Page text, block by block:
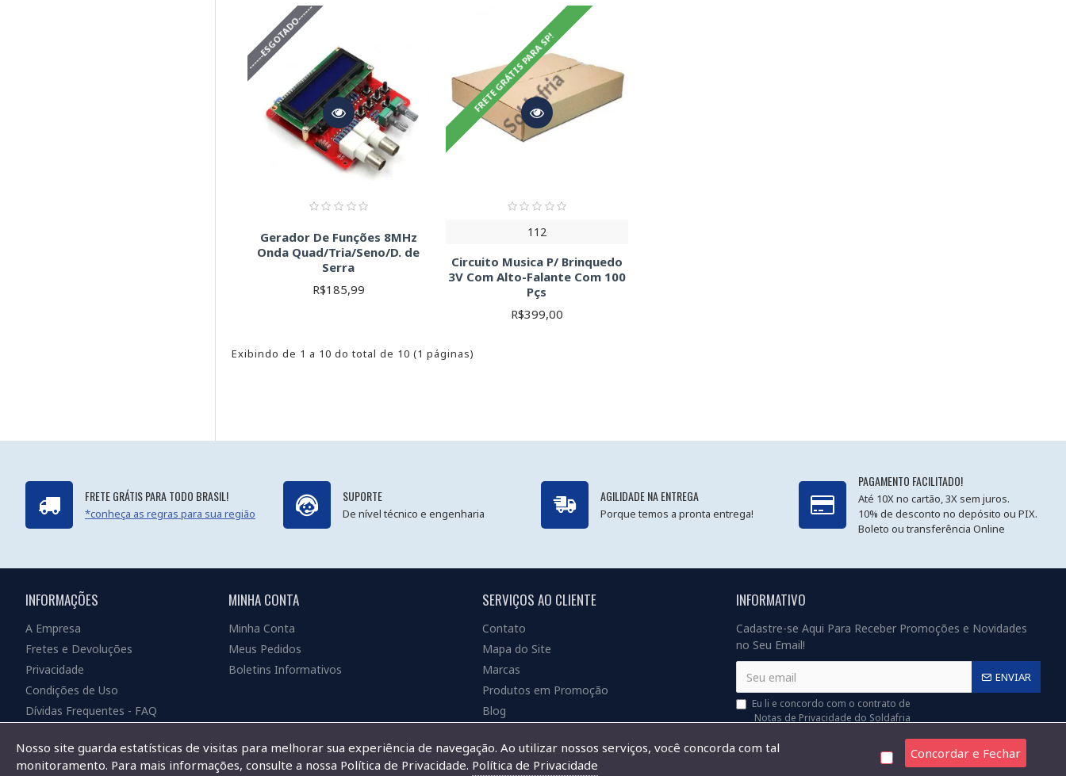
------ESGOTADO------
Gerador De Funções 8MHz
Onda Quad/Tria/Seno/D. de
Serra
R$185,99
FRETE GRÁTIS PARA SP!
112
Circuito Musica P/ Brinquedo
3V Com Alto-Falante Com 100
Pçs
R$399,00
Exibindo de 1 a 10 do total de 10 (1 páginas)
FRETE GRÁTIS PARA TODO BRASIL!
*conheça as regras para sua região
SUPORTE
De nível técnico e engenharia
AGILIDADE NA ENTREGA
Porque temos a pronta entrega!
PAGAMENTO FACILITADO!
Até 10X no cartão, 3X sem juros.
10% de desconto no depósito ou PIX.
Boleto ou transferência Online
INFORMAÇÕES
A Empresa
Fretes e Devoluções
Privacidade
Condições de Uso
Dívidas Frequentes - FAQ
MINHA CONTA
Minha Conta
Meus Pedidos
Boletins Informativos
SERVIÇOS AO CLIENTE
Contato
Mapa do Site
Marcas
Produtos em Promoção
Blog
INFORMATIVO
Cadastre-se Aqui Para Receber Promoções e Novidades
no Seu Email!
ENVIAR
Eu li e concordo com o contrato de
Notas de Privacidade do Soldafria
Nosso site guarda estatísticas de visitas para melhorar sua experiência de navegação. Ao utilizar nossos serviços, você concorda com tal
monitoramento. Para mais informações, consulte a nossa Política de Privacidade. Política de Privacidade
Concordar e Fechar